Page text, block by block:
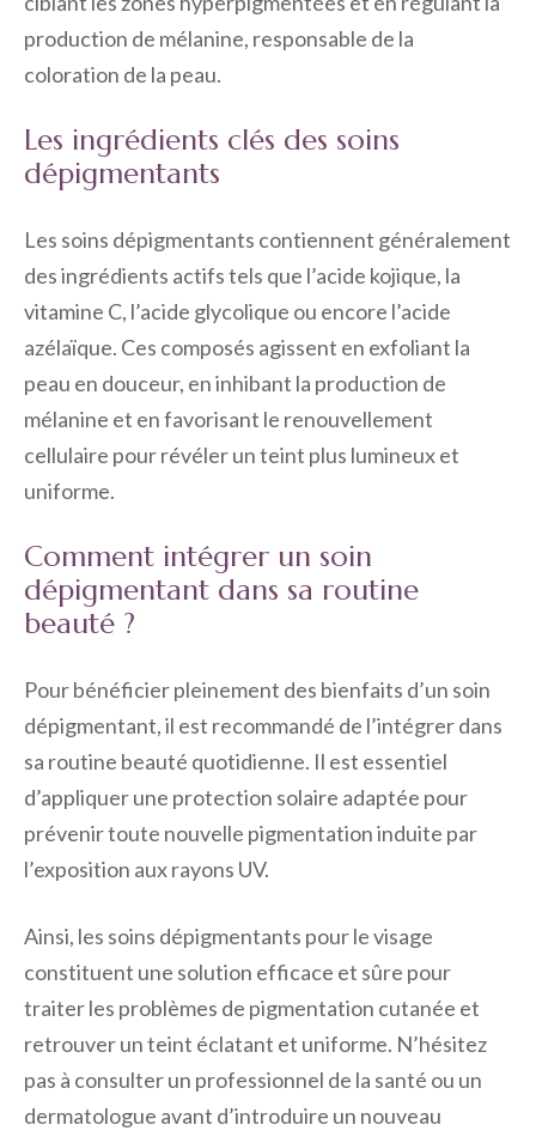
production de mélanine, responsable de la
coloration de la peau.
Les ingrédients clés des soins
dépigmentants
Les soins dépigmentants contiennent généralement
des ingrédients actifs tels que l’acide kojique, la
vitamine C, l’acide glycolique ou encore l’acide
azélaïque. Ces composés agissent en exfoliant la
peau en douceur, en inhibant la production de
mélanine et en favorisant le renouvellement
cellulaire pour révéler un teint plus lumineux et
uniforme.
Comment intégrer un soin
dépigmentant dans sa routine
beauté ?
Pour bénéficier pleinement des bienfaits d’un soin
dépigmentant, il est recommandé de l’intégrer dans
sa routine beauté quotidienne. Il est essentiel
d’appliquer une protection solaire adaptée pour
prévenir toute nouvelle pigmentation induite par
l’exposition aux rayons UV.
Ainsi, les soins dépigmentants pour le visage
constituent une solution efficace et sûre pour
traiter les problèmes de pigmentation cutanée et
retrouver un teint éclatant et uniforme. N’hésitez
pas à consulter un professionnel de la santé ou un
dermatologue avant d’introduire un nouveau